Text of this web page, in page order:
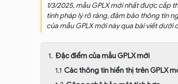
1/3/2025, mẫu GPLX mới nhất được cấp
tính pháp lý rõ ràng, đảm bảo thông tin
của mẫu GPLX mới này qua bài viết dưới
Đặc điểm của mẫu GPLX mới
Các thông tin hiển thị trên GPLX